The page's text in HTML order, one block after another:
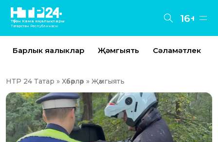
Түбән Кама яңалыклары
Татарстан Республикасы
16+
Барлык яңалыклар Җәмгыять Сәламәтлек
НТР 24 Татар » Хәбәрләр » Җәмгыять